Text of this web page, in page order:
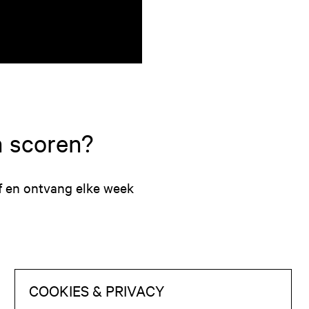
scoren?
ontvang elke week